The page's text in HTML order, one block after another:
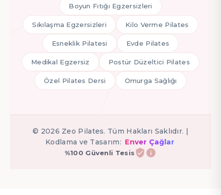
Boyun Fıtığı Egzersizleri
Sıkılaşma Egzersizleri Kilo Verme Pilates
Esneklik Pilatesi Evde Pilates
Medikal Egzersiz Postür Düzeltici Pilates
Özel Pilates Dersi Omurga Sağlığı
© 2026 Zeo Pilates. Tüm Hakları Saklıdır. |
Kodlama ve Tasarım: Enver Çağlar
%100 Güvenli Tesis